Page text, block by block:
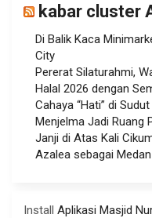
kabar cluster
Di Balik Kaca
City
Pererat Silaturahmi,
Halal 2026 dengan
Cahaya “Hati” di
Menjelma Jadi Ruang
Janji di Atas Kali
Azalea sebagai
Install Aplikasi Masjid